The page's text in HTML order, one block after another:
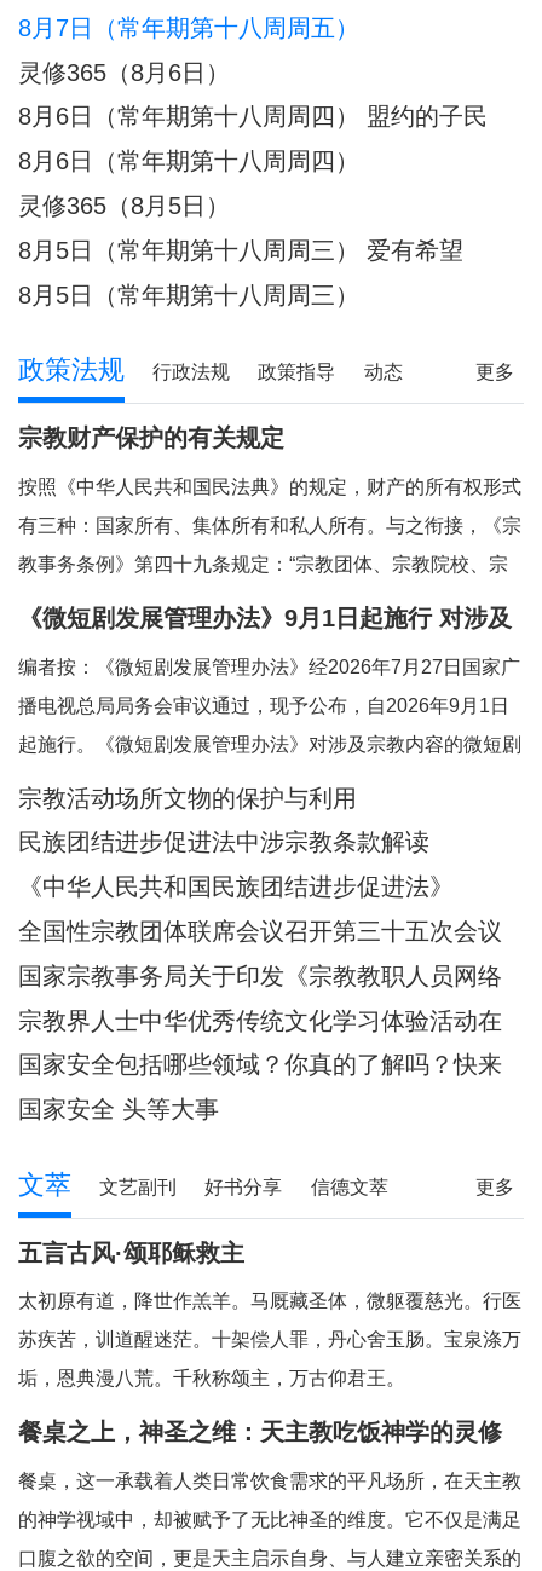
眷顾你们。」（伯前 5:7）今日行动：把一件放心不下的
事，
8月7日（常年期第十八周周五）
灵修365（8月6日）
8月6日（常年期第十八周周四） 盟约的子民
8月6日（常年期第十八周周四）
灵修365（8月5日）
8月5日（常年期第十八周周三） 爱有希望
8月5日（常年期第十八周周三）
更多
政策法规 行政法规 政策指导 动态
宗教财产保护的有关规定
按照《中华人民共和国民法典》的规定，财产的所有权形式
有三种：国家所有、集体所有和私人所有。与之衔接，《宗
教事务条例》第四十九条规定：“宗教团体、宗教院校、宗
教活动场所对依法占有的属于国家、集体所有的财产，依照
有所有权或者其他财产权利。”对现行法律法
《微短剧发展管理办法》9月1日起施行 对涉及
编者按：《微短剧发展管理办法》经2026年7月27日国家广
播电视总局局务会审议通过，现予公布，自2026年9月1日
起施行。《微短剧发展管理办法》对涉及宗教内容的微短剧
作出规定。其中，第五条规定，一类微短剧是指投资额度较
民族、宗教、司法、公安等内容的特殊题材的微短
宗教活动场所文物的保护与利用
民族团结进步促进法中涉宗教条款解读
《中华人民共和国民族团结进步促进法》
全国性宗教团体联席会议召开第三十五次会议
国家宗教事务局关于印发《宗教教职人员网络
行为规范》的通知
宗教界人士中华优秀传统文化学习体验活动在
武汉启动
国家安全包括哪些领域？你真的了解吗？快来
一起涨知识！
国家安全 头等大事
更多
文萃 文艺副刊 好书分享 信德文萃
诗苑 小小说 写真故事
五言古风·颂耶稣救主
太初原有道，降世作羔羊。马厩藏圣体，微躯覆慈光。行医
苏疾苦，训道醒迷茫。十架偿人罪，丹心舍玉肠。宝泉涤万
垢，恩典漫八荒。千秋称颂主，万古仰君王。
餐桌之上，神圣之维：天主教吃饭神学的灵修
餐桌，这一承载着人类日常饮食需求的平凡场所，在天主教
的神学视域中，却被赋予了无比神圣的维度。它不仅是满足
口腹之欲的空间，更是天主启示自身、与人建立亲密关系的